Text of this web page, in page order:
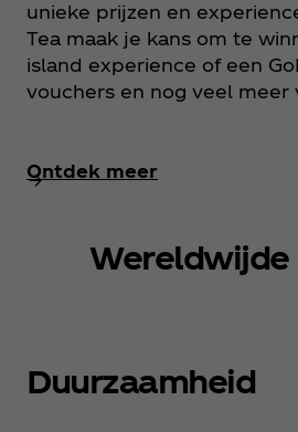
unieke prijzen en
Tea maak je kans om te
island experience of een
vouchers en nog veel meer
Ontdek meer
Wereldwijde
Duurzaamheid